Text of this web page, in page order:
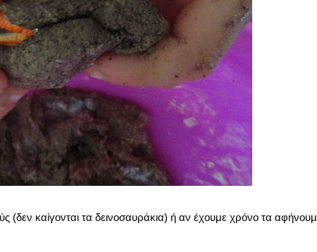
(δεν καίγονται τα δεινοσαυράκια) ή αν έχουμε χρόνο τα